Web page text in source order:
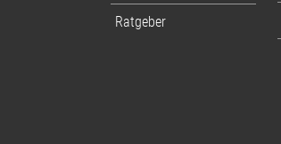
Ratgeber